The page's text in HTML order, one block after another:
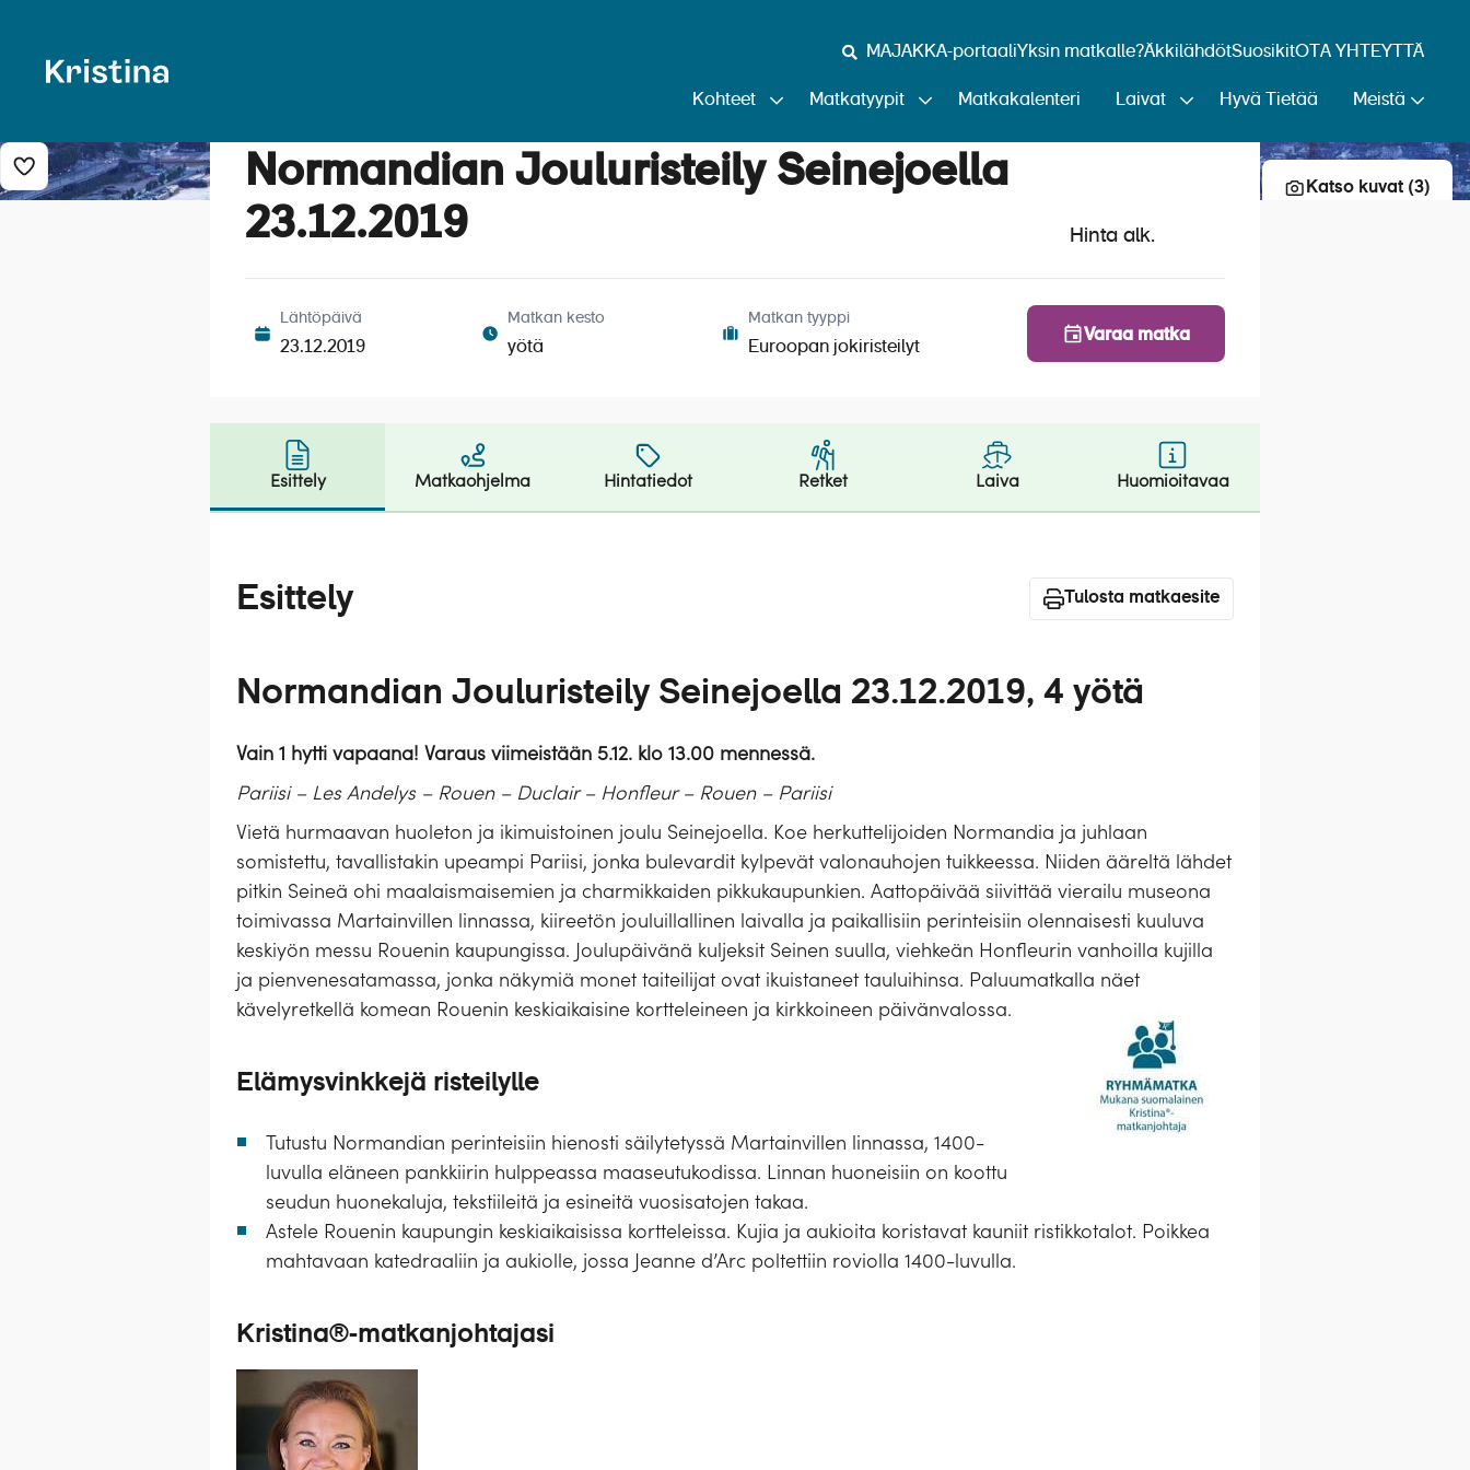
MAJAKKA-portaaliYksin matkalle?ÄkkilähdötSuosikitOTA YHTEYTTÄ
Kohteet Matkatyypit Matkakalenteri Laivat Hyvä Tietää Meistä
Katso kuvat (3)
Lisää risteily suosikkeihin Normandian Jouluristeily Seinejoella
23.12.2019
Hinta alk.
Lähtöpäivä
23.12.2019
Matkan kesto
yötä
Matkan tyyppi
Euroopan jokiristeilyt
Varaa matka
Esittely Matkaohjelma Hintatiedot Retket Laiva Huomioitavaa
Esittely Tulosta matkaesite
Normandian Jouluristeily Seinejoella 23.12.2019, 4 yötä
Vain 1 hytti vapaana! Varaus viimeistään 5.12. klo 13.00 mennessä.
Pariisi – Les Andelys – Rouen – Duclair – Honfleur – Rouen – Pariisi
Vietä hurmaavan huoleton ja ikimuistoinen joulu Seinejoella. Koe herkuttelijoiden Normandia ja juhlaan
somistettu, tavallistakin upeampi Pariisi, jonka bulevardit kylpevät valonauhojen tuikkeessa. Niiden ääreltä lähdet
pitkin Seineä ohi maalaismaisemien ja charmikkaiden pikkukaupunkien. Aattopäivää siivittää vierailu museona
toimivassa Martainvillen linnassa, kiireetön jouluillallinen laivalla ja paikallisiin perinteisiin olennaisesti kuuluva
keskiyön messu Rouenin kaupungissa. Joulupäivänä kuljeksit Seinen suulla, viehkeän Honfleurin vanhoilla kujilla
ja pienvenesatamassa, jonka näkymiä monet taiteilijat ovat ikuistaneet tauluihinsa. Paluumatkalla näet
kävelyretkellä komean Rouenin keskiaikaisine kortteleineen ja kirkkoineen päivänvalossa.
Elämysvinkkejä risteilylle
Tutustu Normandian perinteisiin hienosti säilytetyssä Martainvillen linnassa, 1400-
luvulla eläneen pankkiirin hulppeassa maaseutukodissa. Linnan huoneisiin on koottu
seudun huonekaluja, tekstiileitä ja esineitä vuosisatojen takaa.
Astele Rouenin kaupungin keskiaikaisissa kortteleissa. Kujia ja aukioita koristavat kauniit ristikkotalot. Poikkea
mahtavaan katedraaliin ja aukiolle, jossa Jeanne d’Arc poltettiin roviolla 1400-luvulla.
Kristina®-matkanjohtajasi